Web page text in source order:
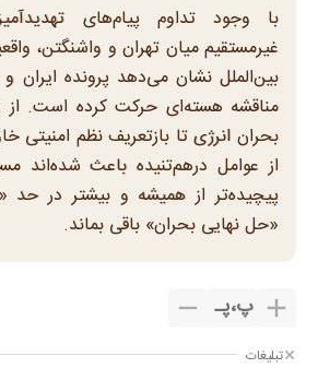
با وجود تداوم پیام‌های
غیرمستقیم میان تهران و واشنگتن،
بین‌الملل نشان می‌دهد پرونده ایران و
مناقشه هسته‌ای حرکت کرده است. از
بحران انرژی تا بازتعریف نظم امنیتی
از عوامل درهم‌تنیده باعث شده‌اند
پیچیده‌تر از همیشه و بیشتر در حد
«حل نهایی بحران» باقی بماند.
پ،پـ
تبلیغات